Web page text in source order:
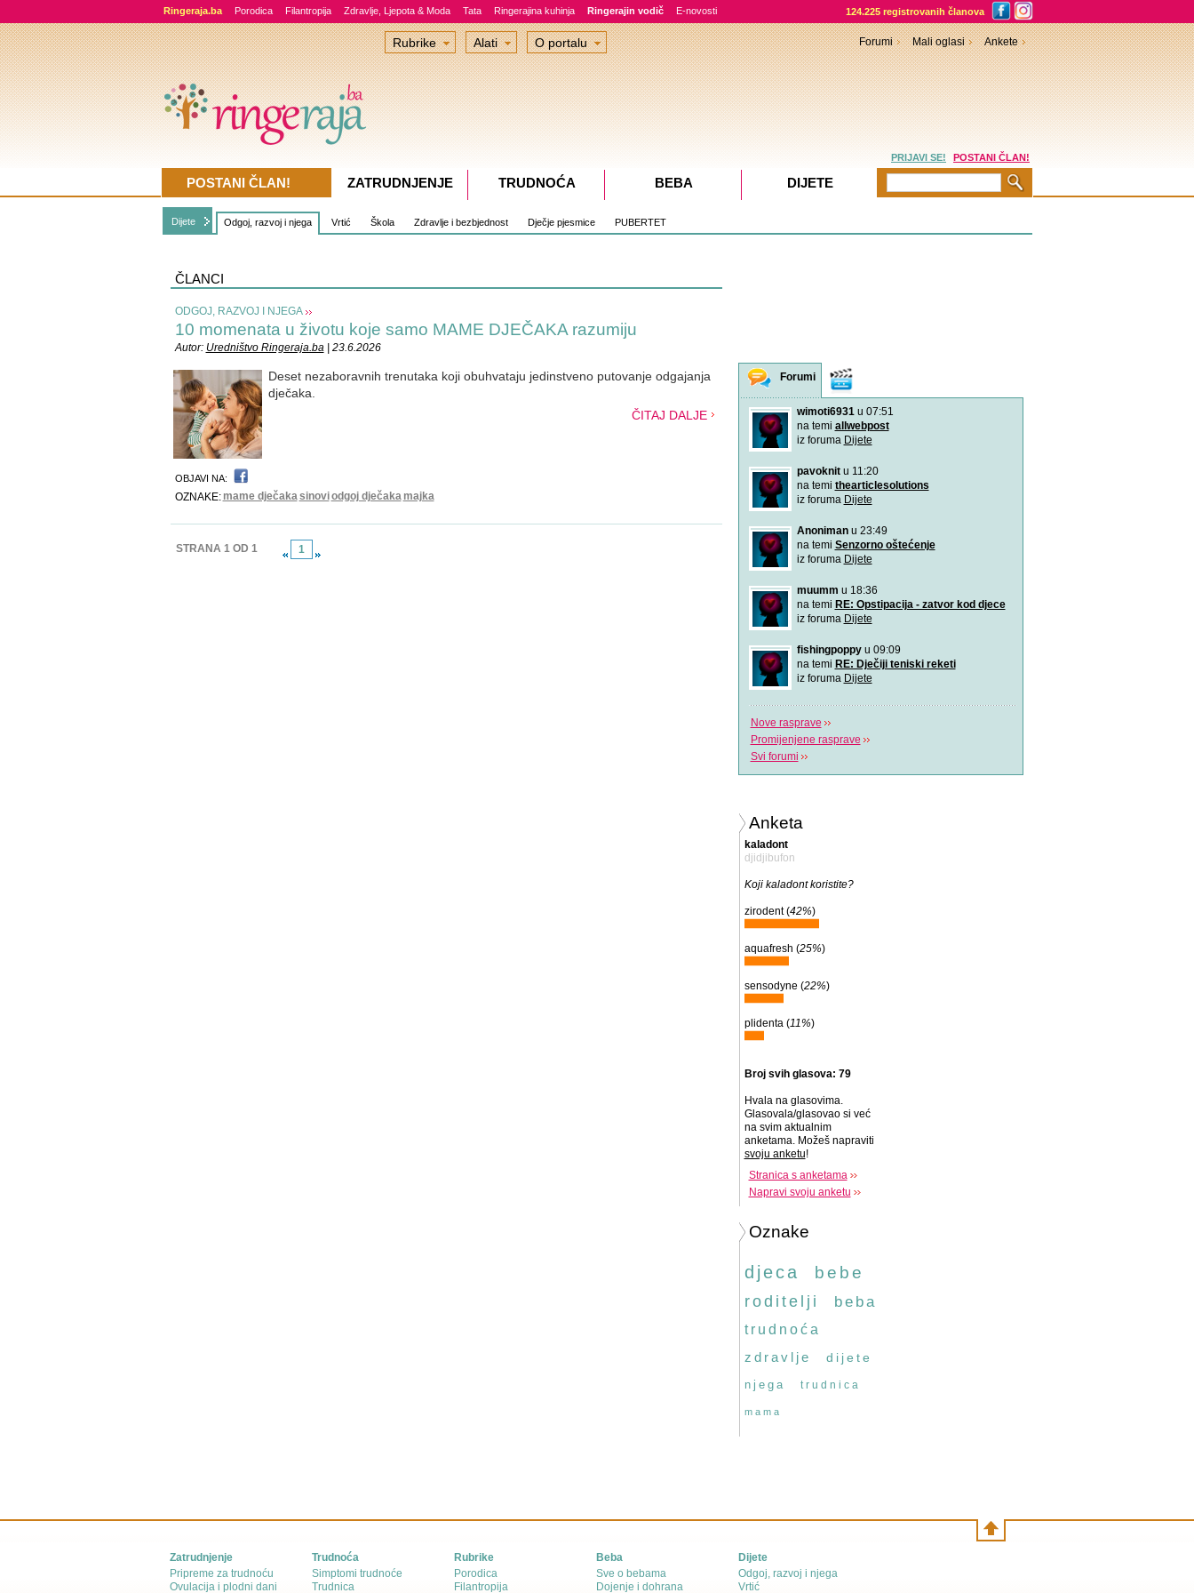
Ringeraja.ba Porodica Filantropija Zdravlje, Ljepota & Moda Tata Ringerajina kuhinja Ringerajin vodič E-novosti 124.225 registrovanih članova
Dijete Odgoj, razvoj i njega Vrtić Škola Zdravlje i bezbjednost Dječje pjesmice PUBERTET
ČLANCI
ODGOJ, RAZVOJ I NJEGA
10 momenata u životu koje samo MAME DJEČAKA razumiju
Autor: Uredništvo Ringeraja.ba| 23.6.2026
Deset nezaboravnih trenutaka koji obuhvataju jedinstveno putovanje odgajanja
dječaka.
ČITAJ DALJE
OBJAVI NA:
OZNAKE: mame dječakasinoviodgoj dječaka majka
STRANA 1 OD 1 1
Forumi
wimoti6931u 07:51
na temi allwebpost
iz foruma Dijete
pavoknitu 11:20
na temi thearticlesolutions
iz foruma Dijete
Anonimanu 23:49
na temi Senzorno oštećenje
iz foruma Dijete
muumm u 18:36
na temi RE: Opstipacija - zatvor kod djece
iz foruma Dijete
fishingpoppyu 09:09
na temi RE: Dječiji teniski reketi
iz foruma Dijete
Nove rasprave
Promijenjene rasprave
Svi forumi
Anketa
kaladont
djidjibufon
Koji kaladont koristite?
zirodent (42%)
aquafresh (25%)
sensodyne (22%)
plidenta (11%)
Broj svih glasova: 79
Hvala na glasovima.
Glasovala/glasovao si već
na svim aktualnim
anketama. Možeš napraviti
svoju anketu!
Stranica s anketama
Napravi svoju anketu
Oznake
djeca bebe
roditelji beba
trudnoća
zdravlje
dijete
njega trudnica
mama
Rubrike Alati O portalu Forumi Mali oglasi Ankete
PRIJAVI SE! POSTANI ČLAN!
POSTANI ČLAN! ZATRUDNJENJE TRUDNOĆA BEBA DIJETE
Zatrudnjenje
Pripreme za trudnoću
Ovulacija i plodni dani
Trudnoća
Simptomi trudnoće
Trudnica
Rubrike
Porodica
Filantropija
Beba
Sve o bebama
Dojenje i dohrana
Dijete
Odgoj, razvoj i njega
Vrtić